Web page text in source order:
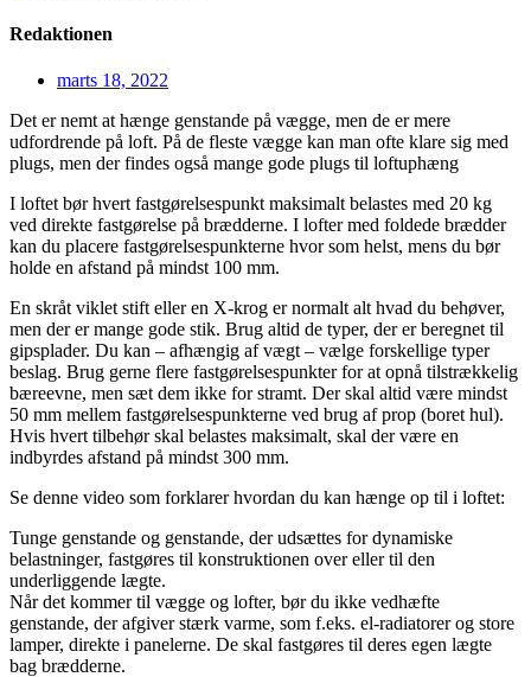
Redaktionen
marts 18, 2022
Det er nemt at hænge genstande på vægge, men de er mere
udfordrende på loft. På de fleste vægge kan man ofte klare sig med
plugs, men der findes også mange gode plugs til loftuphæng
I loftet bør hvert fastgørelsespunkt maksimalt belastes med 20 kg
ved direkte fastgørelse på brædderne. I lofter med foldede brædder
kan du placere fastgørelsespunkterne hvor som helst, mens du bør
holde en afstand på mindst 100 mm.
En skråt viklet stift eller en X-krog er normalt alt hvad du behøver,
men der er mange gode stik. Brug altid de typer, der er beregnet til
gipsplader. Du kan – afhængig af vægt – vælge forskellige typer
beslag. Brug gerne flere fastgørelsespunkter for at opnå tilstrækkelig
bæreevne, men sæt dem ikke for stramt. Der skal altid være mindst
50 mm mellem fastgørelsespunkterne ved brug af prop (boret hul).
Hvis hvert tilbehør skal belastes maksimalt, skal der være en
indbyrdes afstand på mindst 300 mm.
Se denne video som forklarer hvordan du kan hænge op til i loftet:
Tunge genstande og genstande, der udsættes for dynamiske
belastninger, fastgøres til konstruktionen over eller til den
underliggende lægte.
Når det kommer til vægge og lofter, bør du ikke vedhæfte
genstande, der afgiver stærk varme, som f.eks. el-radiatorer og store
lamper, direkte i panelerne. De skal fastgøres til deres egen lægte
bag brædderne.